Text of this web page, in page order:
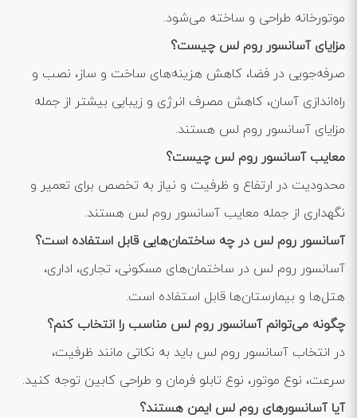
موتورخانه طراحی و ساخته می‌شود.
مزایای آسانسور روم لس چیست؟
صرفه‌جویی در فضا، کاهش هزینه‌های ساخت و ساز، نصب و
راه‌اندازی آسان، کاهش مصرف انرژی و زیبایی بیشتر از جمله
مزایای آسانسور روم لس هستند.
معایب آسانسور روم لس چیست؟
محدودیت در ارتفاع و ظرفیت و نیاز به تخصص برای تعمیر و
نگهداری از جمله معایب آسانسور روم لس هستند.
آسانسور روم لس در چه ساختمان‌هایی قابل استفاده است؟
آسانسور روم لس در ساختمان‌های مسکونی، تجاری، اداری،
هتل‌ها و بیمارستان‌ها قابل استفاده است.
چگونه می‌توانم آسانسور روم لس مناسب را انتخاب کنم؟
در انتخاب آسانسور روم لس باید به نکاتی مانند ظرفیت،
سرعت، نوع موتور، نوع تابلو فرمان و طراحی کابین توجه کنید.
آیا آسانسورهای روم لس ایمن هستند؟